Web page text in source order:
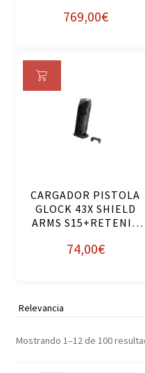
769,00€
CARGADOR PISTOLA
GLOCK 43X SHIELD
ARMS S15+RETENID
74,00€
Añ
to
Mostrando 1–12 de 100